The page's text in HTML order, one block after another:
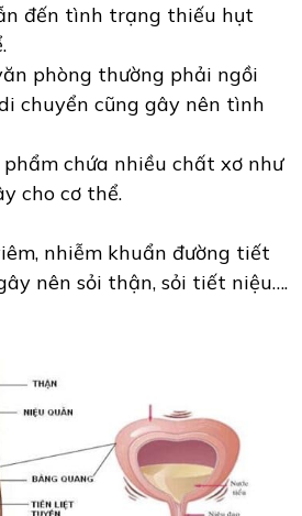
đến tình trạng thiếu hụt
phòng thường phải ngồi
chuyển cũng gây nên tình
chứa nhiều chất xơ như
cho cơ thể.
nhiễm khuẩn đường tiết
nên sỏi thận, sỏi tiết niệu….